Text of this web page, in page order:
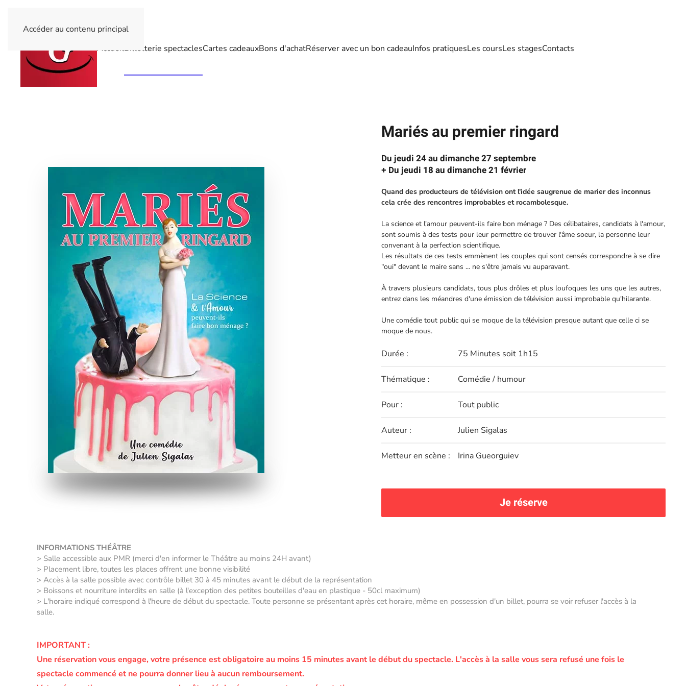
Accéder au contenu principal
AccueilBilletterie spectaclesCartes cadeauxBons d'achatRéserver avec un bon cadeauInfos pratiquesLes coursLes stagesContacts
Mariés au premier ringard
Du jeudi 24 au dimanche 27 septembre
+ Du jeudi 18 au dimanche 21 février
Quand des producteurs de télévision ont l'idée saugrenue de marier des inconnus
cela crée des rencontres improbables et rocambolesque.
La science et l'amour peuvent-ils faire bon ménage ? Des célibataires, candidats à l'amour,
sont soumis à des tests pour leur permettre de trouver l'âme soeur, la personne leur
convenant à la perfection scientifique.
Les résultats de ces tests emmènent les couples qui sont censés correspondre à se dire
"oui" devant le maire sans ... ne s'être jamais vu auparavant.
À travers plusieurs candidats, tous plus drôles et plus loufoques les uns que les autres,
entrez dans les méandres d'une émission de télévision aussi improbable qu'hilarante.
Une comédie tout public qui se moque de la télévision presque autant que celle ci se
moque de nous.
Durée : 75 Minutes soit 1h15
Thématique : Comédie / humour
Pour : Tout public
Auteur : Julien Sigalas
Metteur en scène : Irina Gueorguiev
Je réserve
INFORMATIONS THÉÂTRE
> Salle accessible aux PMR (merci d'en informer le Théâtre au moins 24H avant)
> Placement libre, toutes les places offrent une bonne visibilité
> Accès à la salle possible avec contrôle billet 30 à 45 minutes avant le début de la représentation
> Boissons et nourriture interdits en salle (à l'exception des petites bouteilles d'eau en plastique - 50cl maximum)
> L'horaire indiqué correspond à l'heure de début du spectacle. Toute personne se présentant après cet horaire, même en possession d'un billet, pourra se voir refuser l'accès à la
salle.
IMPORTANT :
Une réservation vous engage, votre présence est obligatoire au moins 15 minutes avant le début du spectacle. L'accès à la salle vous sera refusé une fois le
spectacle commencé et ne pourra donner lieu à aucun remboursement.